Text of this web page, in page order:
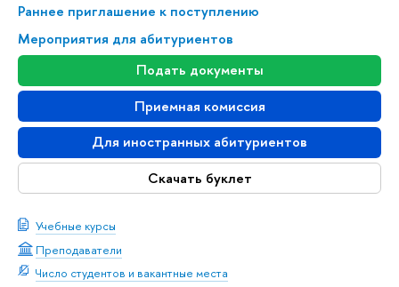
Раннее приглашение к поступлению
Мероприятия для абитуриентов
Подать документы
Приемная комиссия
Для иностранных абитуриентов
Скачать буклет
Учебные курсы
Преподаватели
Число студентов и вакантные места